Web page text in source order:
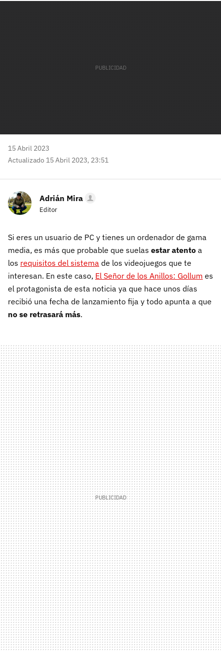
15 Abril 2023
Actualizado 15 Abril 2023, 23:51
Adrián Mira
Editor
Si eres un usuario de PC y tienes un ordenador de gama
media, es más que probable que suelas estar atento a
los requisitos del sistema de los videojuegos que te
interesan. En este caso, El Señor de los Anillos: Gollum es
el protagonista de esta noticia ya que hace unos días
recibió una fecha de lanzamiento fija y todo apunta a que
no se retrasará más.